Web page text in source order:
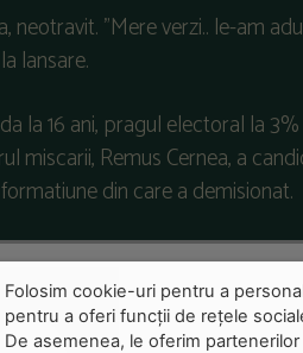
neotravit. "Mere verzi.. le-am
lansare.
la 16 ani, pragul electoral la
miscarii, Remus Cernea, a
din care a demisionat.
Folosim cookie-uri pentru a
pentru a oferi funcții de rețele
De asemenea, le oferim